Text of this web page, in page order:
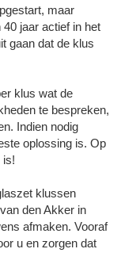
maar
jaar actief in het
gaan dat de klus
klus wat de
te bespreken,
Indien nodig
oplossing is. Op
is!
klussen
den Akker in
afmaken. Vooraf
u en zorgen dat